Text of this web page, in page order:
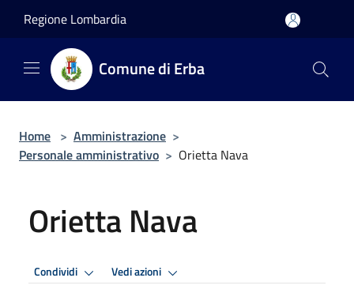
Regione Lombardia
Comune di Erba
Home > Amministrazione >
Personale amministrativo > Orietta Nava
Orietta Nava
Condividi Vedi azioni